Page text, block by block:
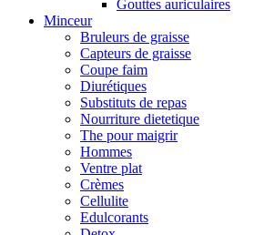
Gouttes auriculaires
Minceur
Bruleurs de graisse
Capteurs de graisse
Coupe faim
Diurétiques
Substituts de repas
Nourriture dietetique
The pour maigrir
Hommes
Ventre plat
Crèmes
Cellulite
Edulcorants